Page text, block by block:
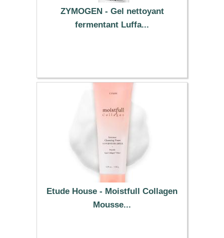
ZYMOGEN - Gel nettoyant
fermentant Luffa...
Etude House - Moistfull Collagen
Mousse...